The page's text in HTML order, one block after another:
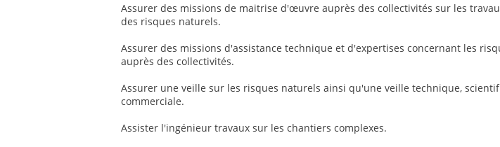
Assurer des missions de maitrise d'œuvre auprès des collectivités sur les
des risques naturels.
Assurer des missions d'assistance technique et d'expertises concernant les
auprès des collectivités.
Assurer une veille sur les risques naturels ainsi qu'une veille technique,
commerciale.
Assister l'ingénieur travaux sur les chantiers complexes.